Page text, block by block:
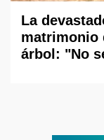
La
matrimonio
árbol: "No